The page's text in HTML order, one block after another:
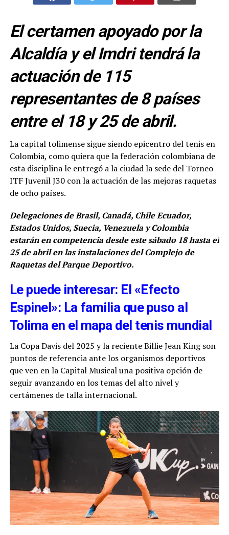
El certamen apoyado por la
Alcaldía y el Imdri tendrá la
actuación de 115
representantes de 8 países
entre el 18 y 25 de abril.
La capital tolimense sigue siendo epicentro del tenis en
Colombia, como quiera que la federación colombiana de
esta disciplina le entregó a la ciudad la sede del Torneo
ITF Juvenil J30 con la actuación de las mejoras raquetas
de ocho países.
Delegaciones de Brasil, Canadá, Chile Ecuador,
Estados Unidos, Suecia, Venezuela y Colombia
estarán en competencia desde este sábado 18 hasta el
25 de abril en las instalaciones del Complejo de
Raquetas del Parque Deportivo.
Le puede interesar: El «Efecto
Espinel»: La familia que puso al
Tolima en el mapa del tenis mundial
La Copa Davis del 2025 y la reciente Billie Jean King son
puntos de referencia ante los organismos deportivos
que ven en la Capital Musical una positiva opción de
seguir avanzando en los temas del alto nivel y
certámenes de talla internacional.